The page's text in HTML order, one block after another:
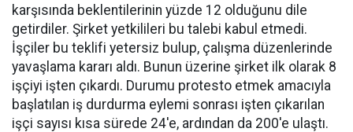
karşısında beklentilerinin yüzde 12 olduğunu dile
getirdiler. Şirket yetkilileri bu talebi kabul etmedi.
İşçiler bu teklifi yetersiz bulup, çalışma düzenlerinde
yavaşlama kararı aldı. Bunun üzerine şirket ilk olarak 8
işçiyi işten çıkardı. Durumu protesto etmek amacıyla
başlatılan iş durdurma eylemi sonrası işten çıkarılan
işçi sayısı kısa sürede 24'e, ardından da 200'e ulaştı.